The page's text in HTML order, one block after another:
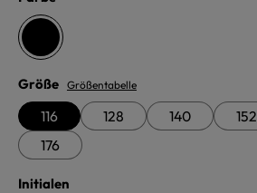
schwarz
Größeauswählen
Größentabelle
116 128 140 152
176
Initialen